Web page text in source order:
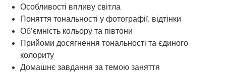
Особливості впливу світла
Поняття тональності у фотографії, відтінки
Об’ємність кольору та півтони
Прийоми досягнення тональності та єдиного
колориту
Домашнє завдання за темою заняття